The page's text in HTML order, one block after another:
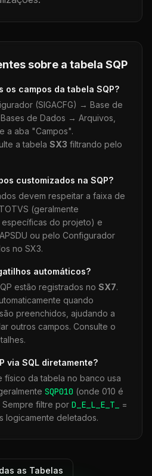
sobre a tabela SQP
os campos da tabela SQP?
(SIGACFG) → Base de
de Dados → Arquivos,
a aba "Campos".
a tabela SX3 filtrando pelo
customizados na SQP?
devem respeitar a faixa de
(geralmente
do projeto) e
ou pelo Configurador
no SX3.
automáticos?
estão registrados no SX7.
quando
preenchidos, ajudando a
outros campos. Consulte o
via SQL diretamente?
físico da tabela no banco usa
SQP010 (onde 010 é
filtre por D_E_L_E_T_
=
logicamente deletados.
as Tabelas